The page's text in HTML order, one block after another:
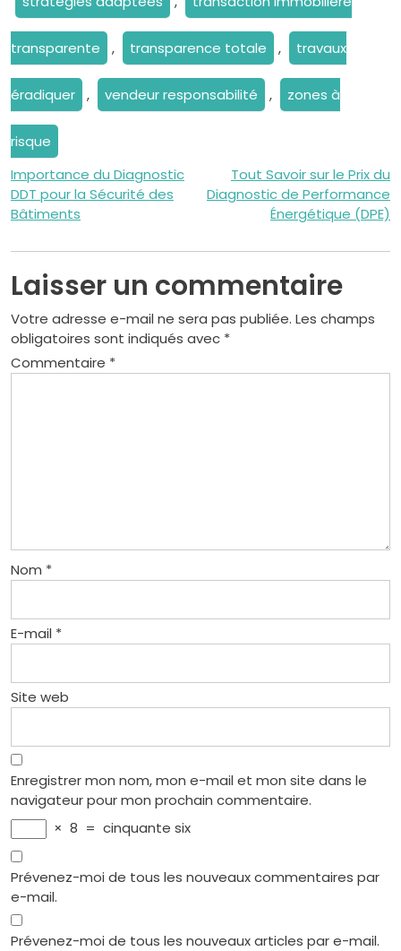
transparente , transparence totale , travaux
éradiquer , vendeur responsabilité , zones à
risque
Navigation
de
l’article
Importance du Diagnostic
DDT pour la Sécurité des
Bâtiments
Tout Savoir sur le Prix du
Diagnostic de Performance
Énergétique (DPE)
Laisser un commentaire
Votre adresse e-mail ne sera pas publiée. Les champs
obligatoires sont indiqués avec *
Commentaire *
Nom *
E-mail *
Site web
Enregistrer mon nom, mon e-mail et mon site dans le
navigateur pour mon prochain commentaire.
× 8 = cinquante six
Prévenez-moi de tous les nouveaux commentaires par
e-mail.
Prévenez-moi de tous les nouveaux articles par e-mail.